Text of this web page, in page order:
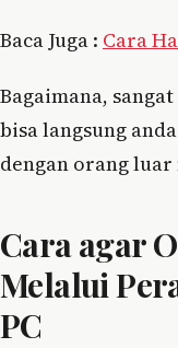
Baca Juga : Cara
Bagaimana,
bisa langsung
dengan orang
Cara agar
Melalui
PC